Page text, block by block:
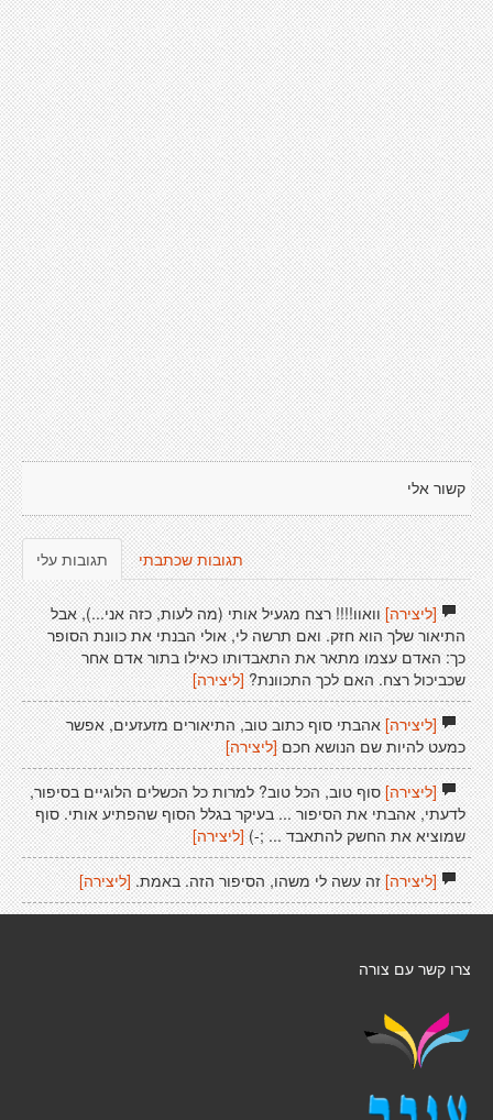
קשור אלי
תגובות עלי תגובות שכתבתי
[ליצירה]וואוו!!!! רצח מגעיל אותי (מה לעות, כזה אני...), אבל
התיאור שלך הוא חזק. ואם תרשה לי, אולי הבנתי את כוונת הסופר
כך: האדם עצמו מתאר את התאבדותו כאילו בתור אדם אחר
שכביכול רצח. האם לכך התכוונת? [ליצירה]
[ליצירה]אהבתי סוף כתוב טוב, התיאורים מזעזעים, אפשר
כמעט להיות שם הנושא חכם [ליצירה]
[ליצירה]סוף טוב, הכל טוב? למרות כל הכשלים הלוגיים בסיפור,
לדעתי, אהבתי את הסיפור ... בעיקר בגלל הסוף שהפתיע אותי. סוף
שמוציא את החשק להתאבד ... ;-)[ליצירה]
[ליצירה]זה עשה לי משהו, הסיפור הזה. באמת. [ליצירה]
צרו קשר עם צורה